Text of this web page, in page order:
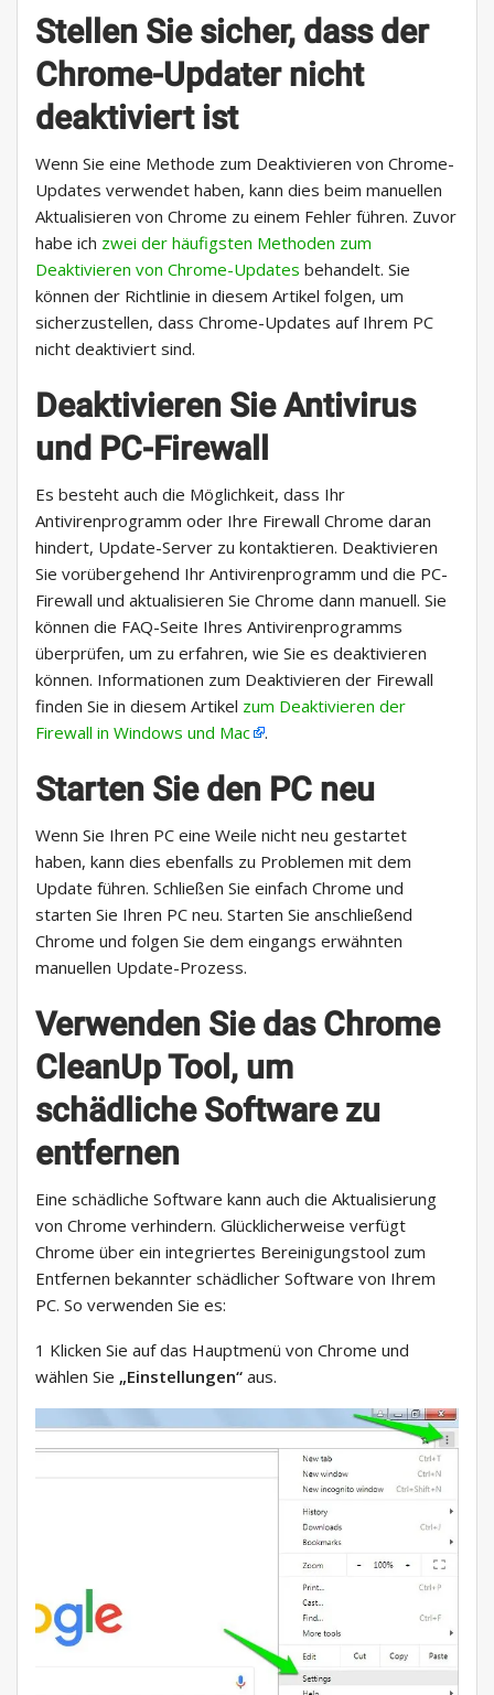
Stellen Sie sicher, dass der
Chrome-Updater nicht
deaktiviert ist
Wenn Sie eine Methode zum Deaktivieren von Chrome-
Updates verwendet haben, kann dies beim manuellen
Aktualisieren von Chrome zu einem Fehler führen. Zuvor
habe ich zwei der häufigsten Methoden zum
Deaktivieren von Chrome-Updates behandelt. Sie
können der Richtlinie in diesem Artikel folgen, um
sicherzustellen, dass Chrome-Updates auf Ihrem PC
nicht deaktiviert sind.
Deaktivieren Sie Antivirus
und PC-Firewall
Es besteht auch die Möglichkeit, dass Ihr
Antivirenprogramm oder Ihre Firewall Chrome daran
hindert, Update-Server zu kontaktieren. Deaktivieren
Sie vorübergehend Ihr Antivirenprogramm und die PC-
Firewall und aktualisieren Sie Chrome dann manuell. Sie
können die FAQ-Seite Ihres Antivirenprogramms
überprüfen, um zu erfahren, wie Sie es deaktivieren
können. Informationen zum Deaktivieren der Firewall
finden Sie in diesem Artikel zum Deaktivieren der
Firewall in Windows und Mac
.
Starten Sie den PC neu
Wenn Sie Ihren PC eine Weile nicht neu gestartet
haben, kann dies ebenfalls zu Problemen mit dem
Update führen. Schließen Sie einfach Chrome und
starten Sie Ihren PC neu. Starten Sie anschließend
Chrome und folgen Sie dem eingangs erwähnten
manuellen Update-Prozess.
Verwenden Sie das Chrome
CleanUp Tool, um
schädliche Software zu
entfernen
Eine schädliche Software kann auch die Aktualisierung
von Chrome verhindern. Glücklicherweise verfügt
Chrome über ein integriertes Bereinigungstool zum
Entfernen bekannter schädlicher Software von Ihrem
PC. So verwenden Sie es:
1 Klicken Sie auf das Hauptmenü von Chrome und
wählen Sie „Einstellungen“ aus.